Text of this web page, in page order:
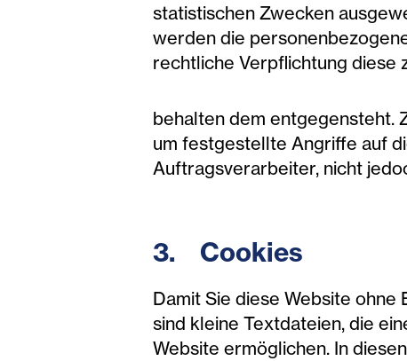
statistischen Zwecken
werden die
rechtliche Verpflichtung diese
behalten dem entgegensteht.
um festgestellte Angriffe auf
Auftragsverarbeiter, nicht
3. Cookies
Damit Sie diese Website ohne
sind kleine Textdateien, die
Website ermöglichen. In